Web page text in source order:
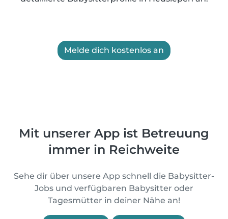
Melde dich kostenlos an
Mit unserer App ist Betreuung
immer in Reichweite
Sehe dir über unsere App schnell die Babysitter-
Jobs und verfügbaren Babysitter oder
Tagesmütter in deiner Nähe an!